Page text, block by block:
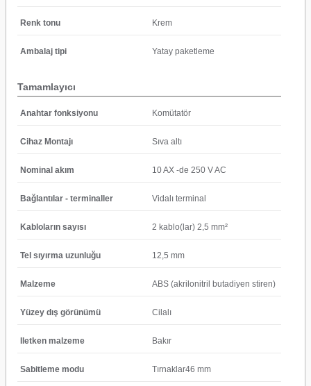
Renk tonu Krem
Ambalaj tipi Yatay paketleme
Tamamlayıcı
Anahtar fonksiyonu Komütatör
Cihaz Montajı Sıva altı
Nominal akım 10 AX -de 250 V AC
Bağlantılar - terminaller Vidalı terminal
Kabloların sayısı 2 kablo(lar) 2,5 mm²
Tel sıyırma uzunluğu 12,5 mm
Malzeme ABS (akrilonitril butadiyen stiren)
Yüzey dış görünümü Cilalı
Iletken malzeme Bakır
Sabitleme modu Tırnaklar46 mm